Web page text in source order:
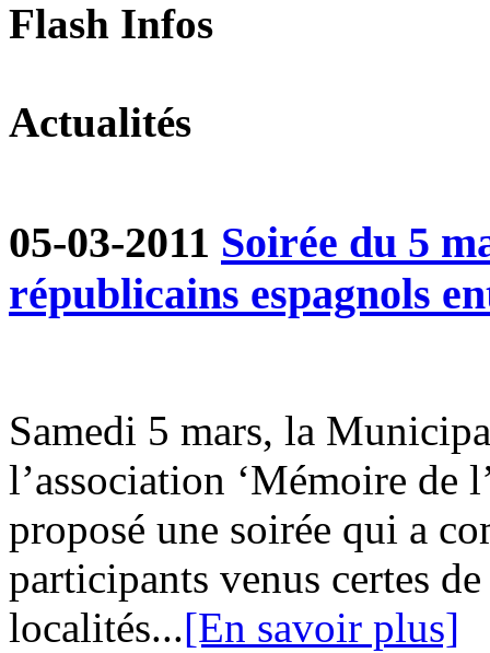
Flash Infos
Actualités
05-03-2011 Soirée du 5
républicains espagnols
Samedi 5 mars, la
l’association ‘Mémoire de
proposé une soirée qui a
participants venus certes
localités...[En savoir plus]